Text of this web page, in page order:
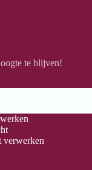
te blijven!
verwerken